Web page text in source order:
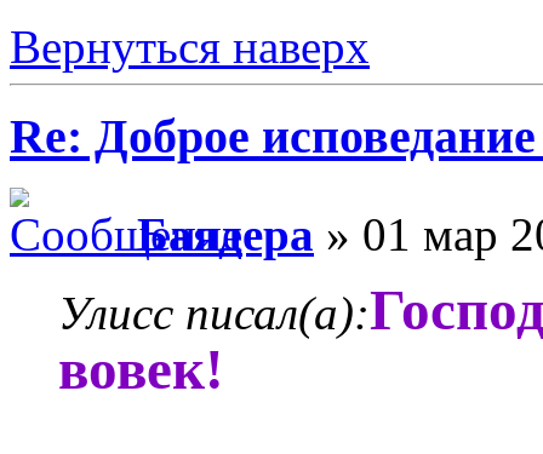
Вернуться наверх
Re: Доброе
Баядера » 01 мар
Улисс писал(а):
вовек!